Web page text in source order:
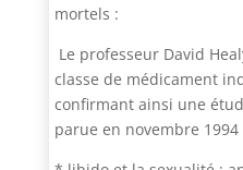
mortels :
Le professeur David
classe de médicament
confirmant ainsi une
parue en novembre 1994